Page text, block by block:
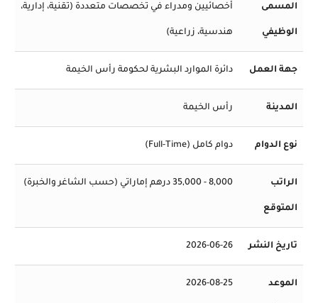
المسمى
الوظيفي
أخصائيين ومدراء في تخصصات متعددة (تقنية، إدارية،
هندسية، زراعية)
جهة العمل دائرة الموارد البشرية لحكومة رأس الخيمة
المدينة رأس الخيمة
نوع الدوام دوام كامل (Full-Time)
الراتب
المتوقع
8,000 - 35,000 درهم إماراتي (حسب الشاغر والخبرة)
تاريخ النشر 2026-06-26
الموعد 2026-08-25